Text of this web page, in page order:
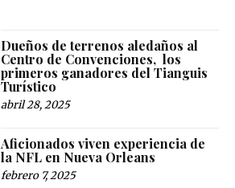
Dueños de terrenos aledaños al
Centro de Convenciones, los
primeros ganadores del Tianguis
Turístico
abril 28, 2025
Aficionados viven experiencia de
la NFL en Nueva Orleans
febrero 7, 2025